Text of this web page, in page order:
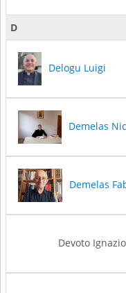
D
Delogu Luigi
Demelas
Demelas
Devoto Ignazio